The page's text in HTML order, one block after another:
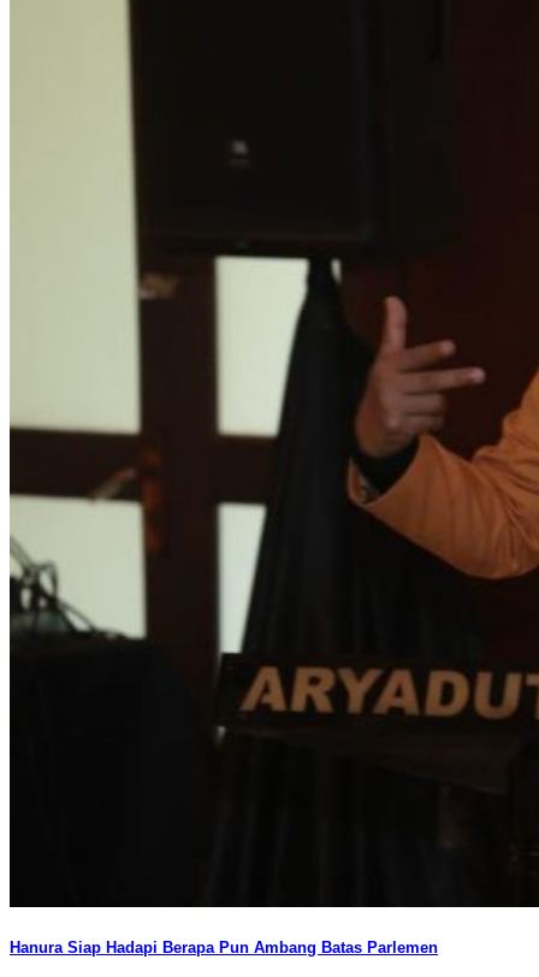
Hanura Siap Hadapi Berapa Pun Ambang Batas Parlemen